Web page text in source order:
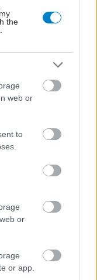
the
web or
to
or
or app.